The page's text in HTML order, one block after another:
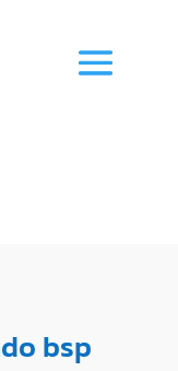
bsp